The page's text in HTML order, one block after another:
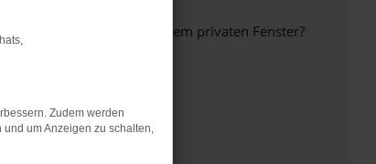
Browser oder in einem privaten Fenster?
unterstützt werden.
Zudem werden
um Anzeigen zu schalten,